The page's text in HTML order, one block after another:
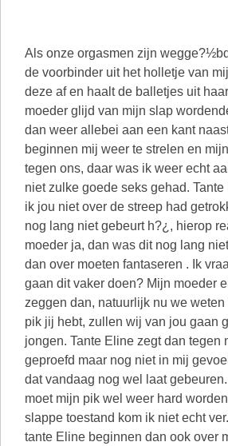
Als onze orgasmen zijn
de voorbinder uit het holletje van
deze af en haalt de balletjes uit
moeder glijd van mijn slap
dan weer allebei aan een kant
beginnen mij weer te strelen en
tegen ons, daar was ik weer echt
niet zulke goede seks gehad.
ik jou niet over de streep had
nog lang niet gebeurt h?¿, hierop
moeder ja, dan was dit nog lang
dan over moeten fantaseren . Ik
gaan dit vaker doen? Mijn moeder
zeggen dan, natuurlijk nu we
pik jij hebt, zullen wij van jou gaan
jongen. Tante Eline zegt dan tegen
geproefd maar nog niet in mij
dat vandaag nog wel laat
moet mijn pik wel weer hard
slappe toestand kom ik niet echt
tante Eline beginnen dan ook over